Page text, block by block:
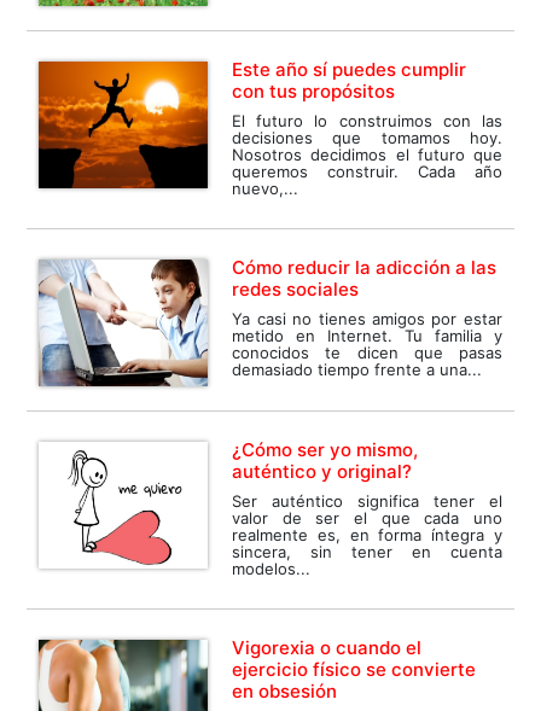
Este año sí puedes cumplir
con tus propósitos
El futuro lo construimos con las
decisiones que tomamos hoy.
Nosotros decidimos el futuro que
queremos construir. Cada año
nuevo,...
Cómo reducir la adicción a las
Ya casi no tienes amigos por estar
metido en Internet. Tu familia y
conocidos te dicen que pasas
demasiado tiempo frente a una...
¿Cómo ser yo mismo,
auténtico y original?
Ser auténtico significa tener el
valor de ser el que cada uno
realmente es, en forma íntegra y
sincera, sin tener en cuenta
modelos...
Vigorexia o cuando el
ejercicio físico se convierte
en obsesión